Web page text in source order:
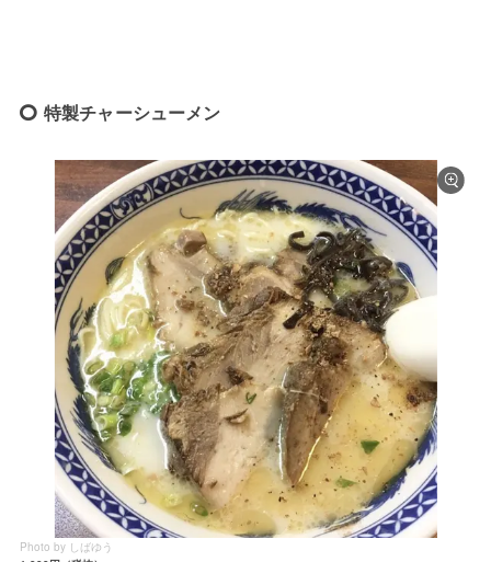
特製チャーシューメン
Photo by しばゆう